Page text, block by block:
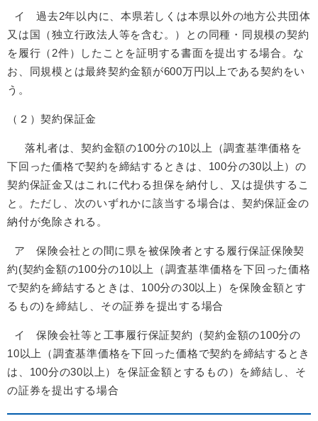
イ 過去2年以内に、本県若しくは本県以外の地方公共団体
又は国（独立行政法人等を含む。）との同種・同規模の契約
を履行（2件）したことを証明する書面を提出する場合。な
お、同規模とは最終契約金額が600万円以上である契約をい
う。
（２）契約保証金
落札者は、契約金額の100分の10以上（調査基準価格を
下回った価格で契約を締結するときは、100分の30以上）の
契約保証金又はこれに代わる担保を納付し、又は提供するこ
と。ただし、次のいずれかに該当する場合は、契約保証金の
納付が免除される。
ア 保険会社との間に県を被保険者とする履行保証保険契
約(契約金額の100分の10以上（調査基準価格を下回った価格
で契約を締結するときは、100分の30以上）を保険金額とす
るもの)を締結し、その証券を提出する場合
イ 保険会社等と工事履行保証契約（契約金額の100分の
10以上（調査基準価格を下回った価格で契約を締結するとき
は、100分の30以上）を保証金額とするもの）を締結し、そ
の証券を提出する場合